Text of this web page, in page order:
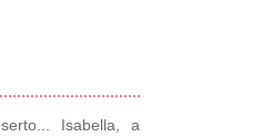
Isabella, a